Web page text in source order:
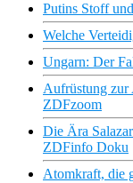
Putins Stoff
Welche
Ungarn: Der
Aufrüstung zur
ZDFzoom
Die Ära
ZDFinfo Doku
Atomkraft, die